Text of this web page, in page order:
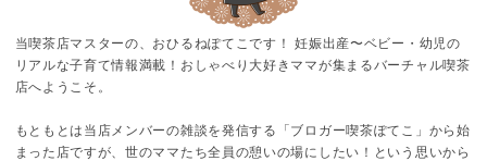
当喫茶店マスターの、おひるねぽてこです！ 妊娠出産〜ベビー・幼児の
リアルな子育て情報満載！おしゃべり大好きママが集まるバーチャル喫茶
店へようこそ。
もともとは当店メンバーの雑談を発信する「ブロガー喫茶ぽてこ」から始
まった店ですが、世のママたち全員の憩いの場にしたい！という思いから